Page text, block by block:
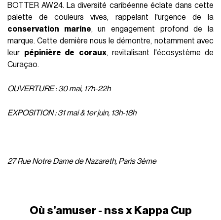
BOTTER AW24. La diversité caribéenne éclate dans cette
palette de couleurs vives, rappelant l'urgence de la
conservation marine, un engagement profond de la
marque. Cette dernière nous le démontre, notamment avec
leur pépinière de coraux, revitalisant l'écosystème de
Curaçao.
OUVERTURE : 30 mai, 17h-22h
EXPOSITION : 31 mai & 1er juin, 13h-18h
27 Rue Notre Dame de Nazareth, Paris 3ème
Où s’amuser - nss x Kappa Cup